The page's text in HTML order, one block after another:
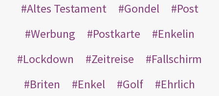
Altes Testament
Gondel
Post
Werbung
Postkarte
Enkelin
Lockdown
Zeitreise
Fallschirm
Briten
Enkel Golf
Ehrlich